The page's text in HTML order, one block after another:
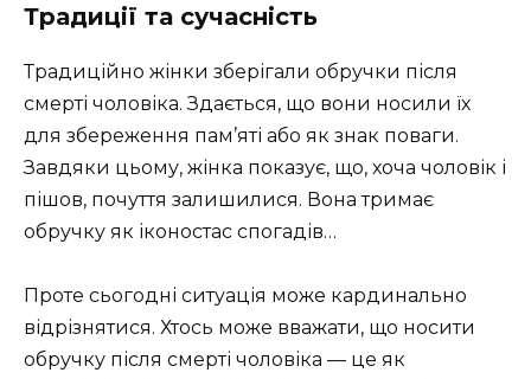
Традиції та сучасність
Традиційно жінки зберігали обручки після
смерті чоловіка. Здається, що вони носили їх
для збереження пам’яті або як знак поваги.
Завдяки цьому, жінка показує, що, хоча чоловік і
пішов, почуття залишилися. Вона тримає
обручку як іконостас спогадів…
Проте сьогодні ситуація може кардинально
відрізнятися. Хтось може вважати, що носити
обручку після смерті чоловіка — це як